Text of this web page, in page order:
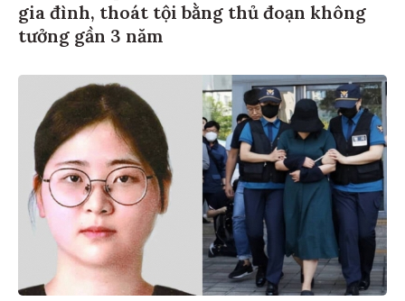
gia đình, thoát tội bằng thủ đoạn không
tưởng gần 3 năm